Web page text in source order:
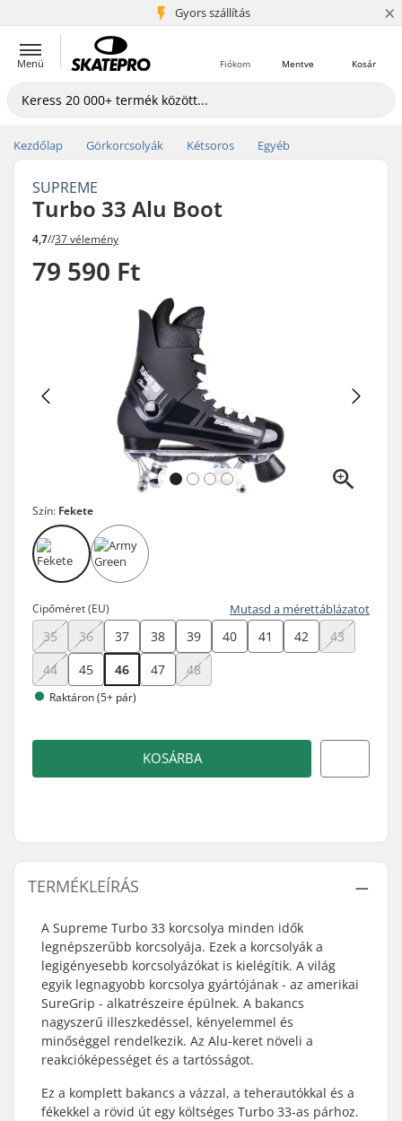
Gyors szállítás
5+ millió ügyfél ×
Menü Kosár
Mentve
Fiókom
Kezdőlap Görkorcsolyák Kétsoros Egyéb
SUPREME
Turbo 33 Alu Boot
4,7//37 vélemény
79 590 Ft
Szín: Fekete
Cipőméret (EU) Mutasd a mérettáblázatot
35 36 37 38 39 40 41 42
43
44
45 46 47 48
Raktáron (5+ pár)
KOSÁRBA
TERMÉKLEÍRÁS
A Supreme Turbo 33 korcsolya minden idők
legnépszerűbb korcsolyája. Ezek a korcsolyák a
legigényesebb korcsolyázókat is kielégítik. A világ
egyik legnagyobb korcsolya gyártójának - az amerikai
SureGrip - alkatrészeire épülnek. A bakancs
nagyszerű illeszkedéssel, kényelemmel és
minőséggel rendelkezik. Az Alu-keret növeli a
reakcióképességet és a tartósságot.
Ez a komplett bakancs a vázzal, a teherautókkal és a
fékekkel a rövid út egy költséges Turbo 33-as párhoz.